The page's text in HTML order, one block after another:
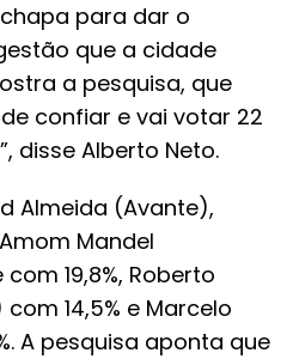
para dar o
que a cidade
a pesquisa, que
confiar e vai votar 22
disse Alberto Neto.
Almeida (Avante),
Mandel
19,8%, Roberto
14,5% e Marcelo
A pesquisa aponta que